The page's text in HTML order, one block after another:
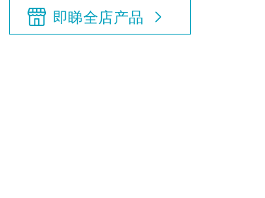
即睇全店产品